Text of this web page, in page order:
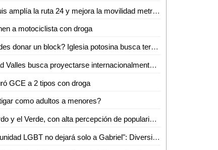
San luis amplía la ruta 24 y mejora la movilidad metropolitana
a motociclista con droga
¿Puedes donar un block? Iglesia potosina busca terminar su centro administrativo en Valles
Ciudad Valles busca proyectarse internacionalmente con evento de ganado Brahman
GCE a 2 tipos con droga
como adultos a menores?
Gallardo y el Verde, con alta percepción de popularidad en SLP: Roy Campos
"Comunidad LGBT no dejará solo a Gabriel": Diversidad e Igualdad alza la voz por su asesinato